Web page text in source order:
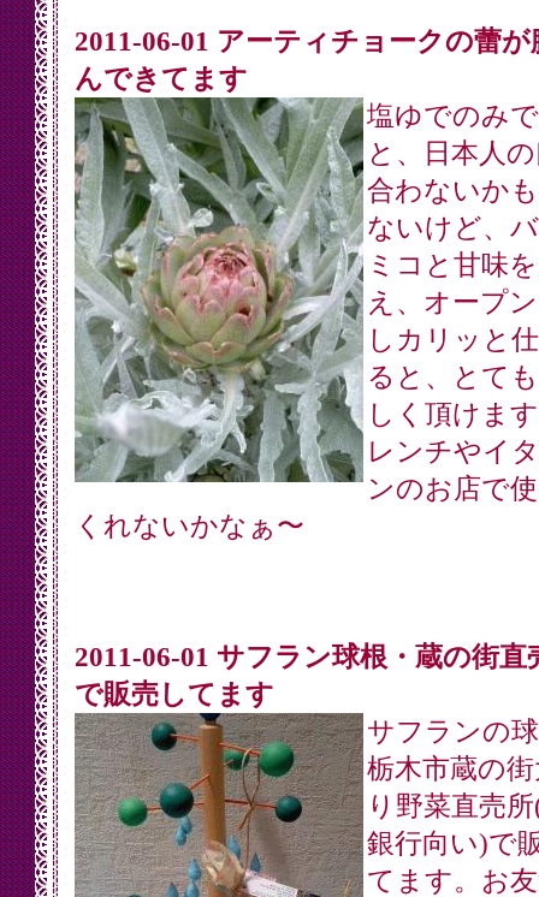
2011-06-01 アーティチョークの蕾が
んできてます
塩ゆでのみ
と、日本人
合わないか
ないけど、
ミコと甘味
え、オープ
しカリッと
ると、とて
しく頂けま
レンチやイ
ンのお店で
くれないかなぁ〜
2011-06-01 サフラン球根・蔵の街直
で販売してます
サフランの
栃木市蔵の
り野菜直売
銀行向い)で
てます。お